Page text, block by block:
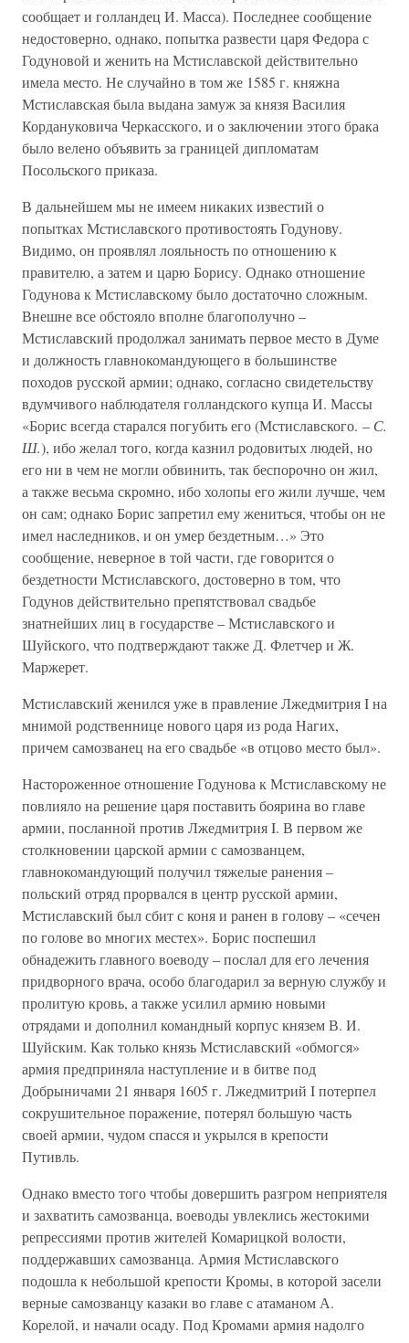
сообщает и голландец И. Масса). Последнее сообщение
недостоверно, однако, попытка развести царя Федора с
Годуновой и женить на Мстиславской действительно
имела место. Не случайно в том же 1585 г. княжна
Мстиславская была выдана замуж за князя Василия
Кордануковича Черкасского, и о заключении этого брака
было велено объявить за границей дипломатам
Посольского приказа.
В дальнейшем мы не имеем никаких известий о
попытках Мстиславского противостоять Годунову.
Видимо, он проявлял лояльность по отношению к
правителю, а затем и царю Борису. Однако отношение
Годунова к Мстиславскому было достаточно сложным.
Внешне все обстояло вполне благополучно –
Мстиславский продолжал занимать первое место в Думе
и должность главнокомандующего в большинстве
походов русской армии; однако, согласно свидетельству
вдумчивого наблюдателя голландского купца И. Массы
«Борис всегда старался погубить его (Мстиславского. – С.
Ш.), ибо желал того, когда казнил родовитых людей, но
его ни в чем не могли обвинить, так беспорочно он жил,
а также весьма скромно, ибо холопы его жили лучше, чем
он сам; однако Борис запретил ему жениться, чтобы он не
имел наследников, и он умер бездетным…» Это
сообщение, неверное в той части, где говорится о
бездетности Мстиславского, достоверно в том, что
Годунов действительно препятствовал свадьбе
знатнейших лиц в государстве – Мстиславского и
Шуйского, что подтверждают также Д. Флетчер и Ж.
Маржерет.
Мстиславский женился уже в правление Лжедмитрия I на
мнимой родственнице нового царя из рода Нагих,
причем самозванец на его свадьбе «в отцово место был».
Настороженное отношение Годунова к Мстиславскому не
повлияло на решение царя поставить боярина во главе
армии, посланной против Лжедмитрия I. В первом же
столкновении царской армии с самозванцем,
главнокомандующий получил тяжелые ранения –
польский отряд прорвался в центр русской армии,
Мстиславский был сбит с коня и ранен в голову – «сечен
по голове во многих местех». Борис поспешил
обнадежить главного воеводу – послал для его лечения
придворного врача, особо благодарил за верную службу и
пролитую кровь, а также усилил армию новыми
отрядами и дополнил командный корпус князем В. И.
Шуйским. Как только князь Мстиславский «обмогся»
армия предприняла наступление и в битве под
Добрыничами 21 января 1605 г. Лжедмитрий I потерпел
сокрушительное поражение, потерял большую часть
своей армии, чудом спасся и укрылся в крепости
Путивль.
Однако вместо того чтобы довершить разгром неприятеля
и захватить самозванца, воеводы увлеклись жестокими
репрессиями против жителей Комарицкой волости,
поддержавших самозванца. Армия Мстиславского
подошла к небольшой крепости Кромы, в которой засели
верные самозванцу казаки во главе с атаманом А.
Корелой, и начали осаду. Под Кромами армия надолго